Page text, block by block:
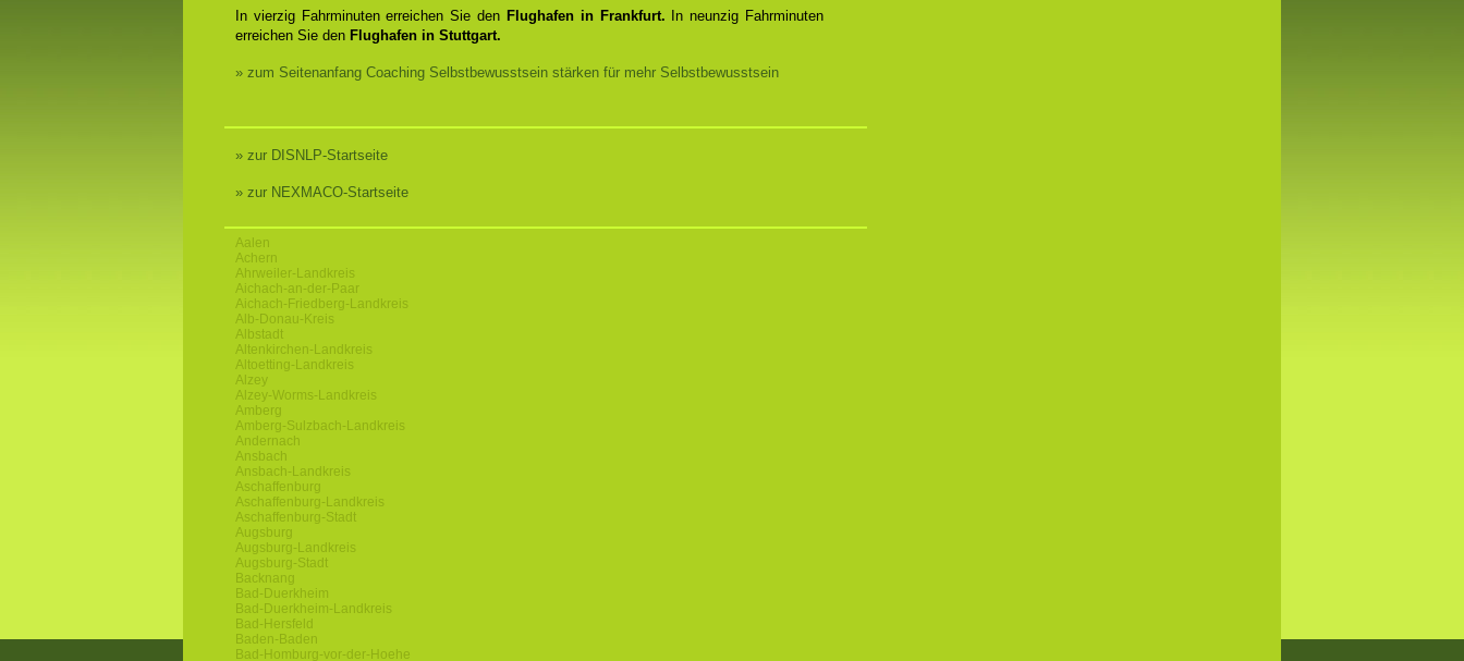
In vierzig Fahrminuten erreichen Sie den Flughafen in Frankfurt.
In neunzig Fahrminuten
erreichen Sie den Flughafen in Stuttgart.
» zum Seitenanfang Coaching Selbstbewusstsein stärken für mehr Selbstbewusstsein
» zur DISNLP-Startseite
» zur NEXMACO-Startseite
Aalen
Achern
Ahrweiler-Landkreis
Aichach-an-der-Paar
Aichach-Friedberg-Landkreis
Alb-Donau-Kreis
Albstadt
Altenkirchen-Landkreis
Altoetting-Landkreis
Alzey
Alzey-Worms-Landkreis
Amberg
Amberg-Sulzbach-Landkreis
Andernach
Ansbach
Ansbach-Landkreis
Aschaffenburg
Aschaffenburg-Landkreis
Aschaffenburg-Stadt
Augsburg
Augsburg-Landkreis
Augsburg-Stadt
Backnang
Bad-Duerkheim
Bad-Duerkheim-Landkreis
Bad-Hersfeld
Baden-Baden
Bad-Homburg-vor-der-Hoehe